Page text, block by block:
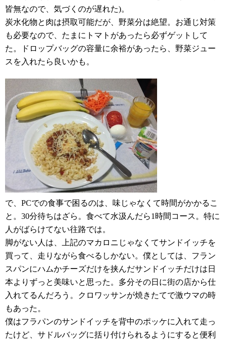
皆無なので、気づくのが遅れた)。
炭水化物と肉は摂取可能だが、野菜分は絶望。お通じ対策
も必要なので、たまにトマトがあったら必ずゲットして
た。ドロップバッグの容量に余裕があったら、野菜ジュー
スを入れたら良いかも。
で、PCでの食事で困るのは、味じゃなくて時間がかかるこ
と。30分待ちはざら。食べて水汲んだら1時間コース。特に
人がばらけてない往路では。
脚がない人は、上記のマカロニじゃなくてサンドイッチを
買って、走りながら食べるしかない。僕としては、フラン
スパンにハムかチーズだけを挟んだサンドイッチだけは日
本よりずっと美味いと思った。多分その日に街の店から仕
入れてるんだろう。クロワッサンが焼きたてで激ウマの時
もあった。
僕はフラパンのサンドイッチを背中のポッケに入れて走っ
たけど、サドルバッグに括り付けられるようにすると便利